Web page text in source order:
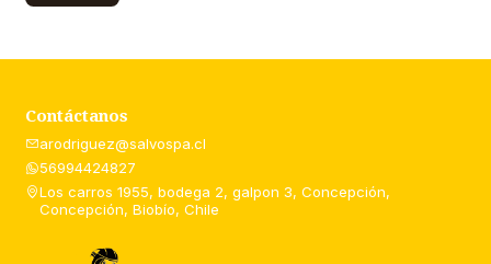
Contáctanos
arodriguez@salvospa.cl
56994424827
Los carros 1955, bodega 2, galpon 3, Concepción,
Concepción, Biobío, Chile